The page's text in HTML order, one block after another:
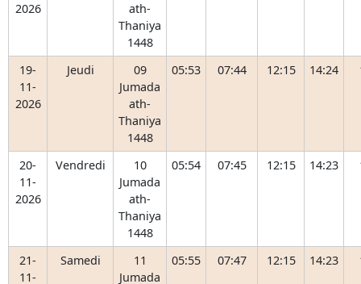
2026
ath-
Thaniya
1448
19-
11-
2026
Jeudi
09
Jumada
ath-
Thaniya
1448
05:53 07:44 12:15 14:24
20-
11-
2026
Vendredi
10
Jumada
ath-
Thaniya
1448
05:54 07:45 12:15 14:23
21-
11-
Samedi
11
Jumada
05:55 07:47 12:15 14:23